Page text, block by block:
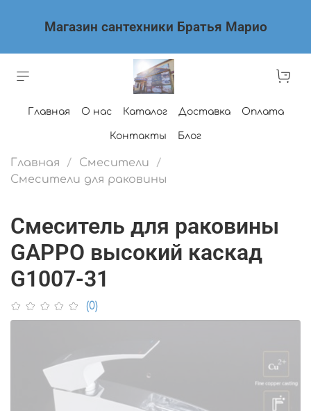
Магазин сантехники Братья Марио
Главная О нас Каталог Доставка Оплата
Контакты Блог
Главная
Смесители
Смесители для раковины
Смеситель для раковины
GAPPO высокий каскад
G1007-31
(0)